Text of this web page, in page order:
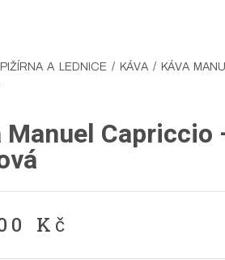
A LEDNICE / KÁVA/ KÁVA
Manuel Capriccio
Kč